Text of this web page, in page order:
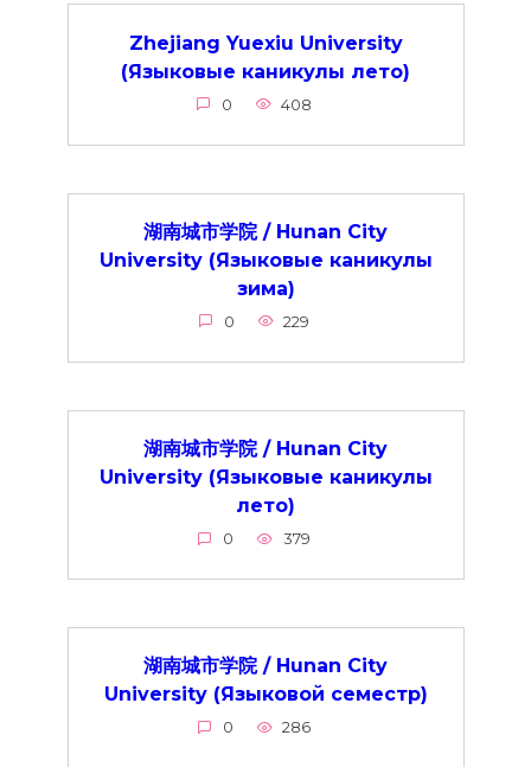
Zhejiang Yuexiu University
(Языковые каникулы лето)
0 408
湖南城市学院 / Hunan City
University (Языковые каникулы
зима)
0 229
湖南城市学院 / Hunan City
University (Языковые каникулы
лето)
0 379
湖南城市学院 / Hunan City
University (Языковой семестр)
0 286